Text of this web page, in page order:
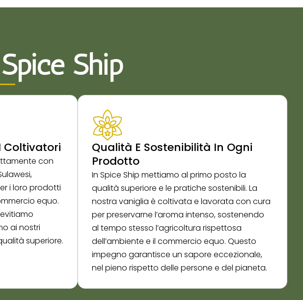
Ship
Coltivatori
con
i loro prodotti
equo.
ai nostri
superiore.
Qualità E Sostenibilità In Ogni
Prodotto
In Spice Ship mettiamo al primo posto la
qualità superiore e le pratiche sostenibili. La
nostra vaniglia è coltivata e lavorata con cura
per preservarne l’aroma intenso, sostenendo
al tempo stesso l’agricoltura rispettosa
dell’ambiente e il commercio equo. Questo
impegno garantisce un sapore eccezionale,
nel pieno rispetto delle persone e del pianeta.